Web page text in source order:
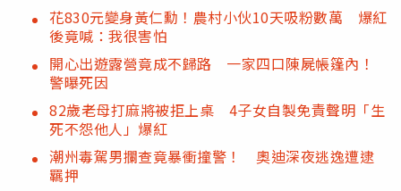
花830元變身黃仁勳！農村小伙10天吸粉數萬 爆紅
後竟喊：我很害怕
開心出遊露營竟成不歸路 一家四口陳屍帳篷內！
警曝死因
82歲老母打麻將被拒上桌 4子女自製免責聲明「生
死不怨他人」爆紅
潮州毒駕男攔查竟暴衝撞警！ 奧迪深夜逃逸遭逮
羈押